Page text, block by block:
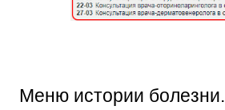
Меню истории болезни.